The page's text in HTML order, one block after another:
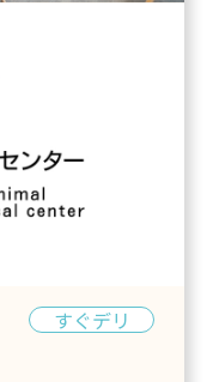
すぐデリ